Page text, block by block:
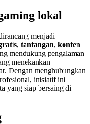
lokal
menjadi
, tantangan, konten
mendukung pengalaman
menekankan
Dengan menghubungkan
inisiatif ini
yang siap bersaing di